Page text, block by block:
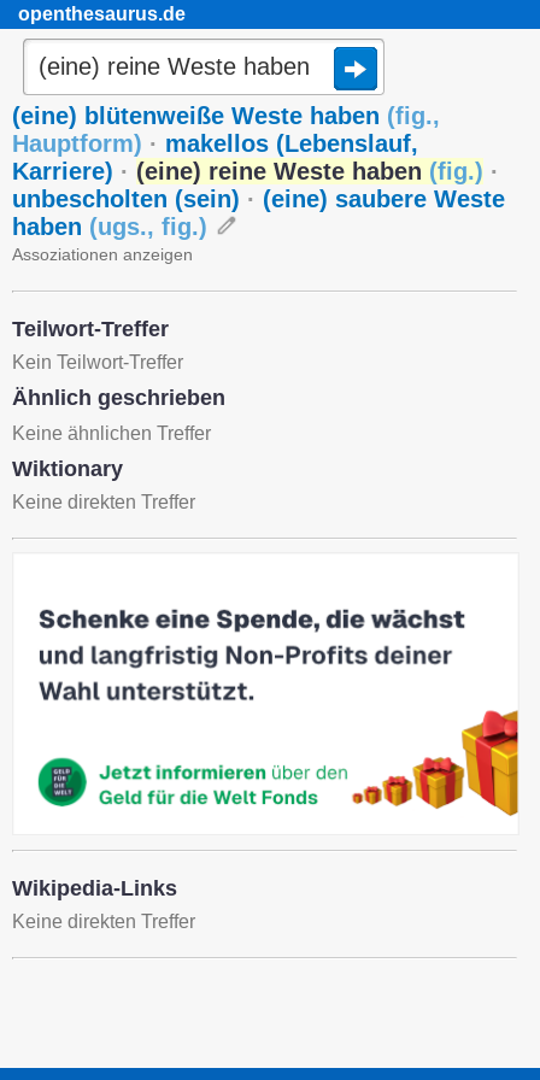
openthesaurus.de
(eine) blütenweiße Weste haben (fig.,
Hauptform) · makellos (Lebenslauf,
Karriere) · (eine) reine Weste haben (fig.) ·
unbescholten (sein) · (eine) saubere Weste
haben (ugs., fig.)
Assoziationen anzeigen
Teilwort-Treffer
Kein Teilwort-Treffer
Ähnlich geschrieben
Keine ähnlichen Treffer
Wiktionary
Keine direkten Treffer
Wikipedia-Links
Keine direkten Treffer